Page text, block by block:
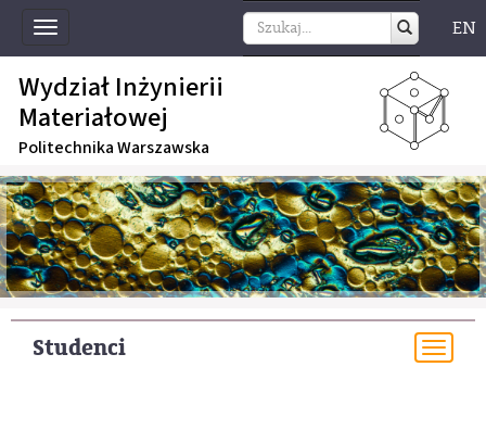
Toggle
navigation
EN
Wydział Inżynierii
Materiałowej
Politechnika Warszawska
Studenci